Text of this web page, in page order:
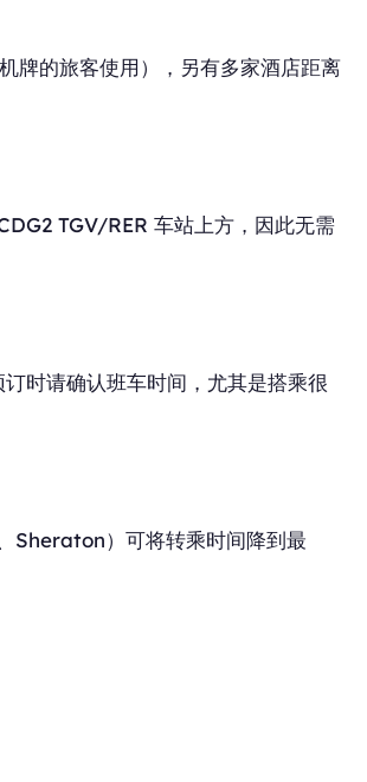
牌的旅客使用），另有多家酒店距离
TGV/RER 车站上方，因此无需
时请确认班车时间，尤其是搭乘很
Sheraton）可将转乘时间降到最